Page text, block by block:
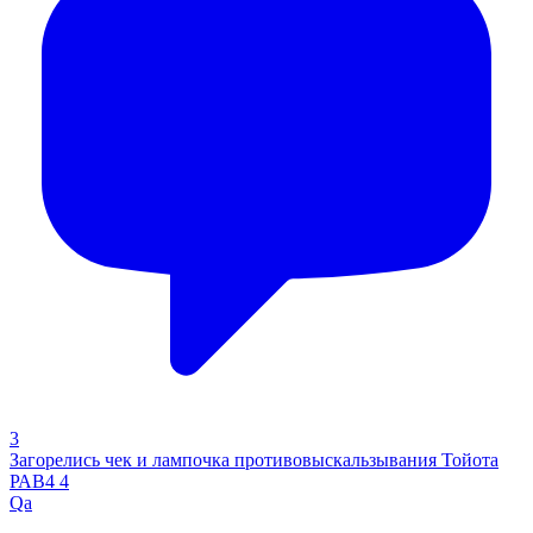
3
Загорелись чек и лампочка противовыскальзывания Тойота
РАВ4 4
Qa